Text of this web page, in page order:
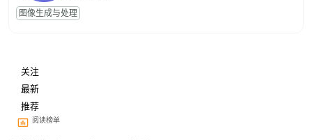
图像生成与处理
关注
最新
推荐
阅读榜单